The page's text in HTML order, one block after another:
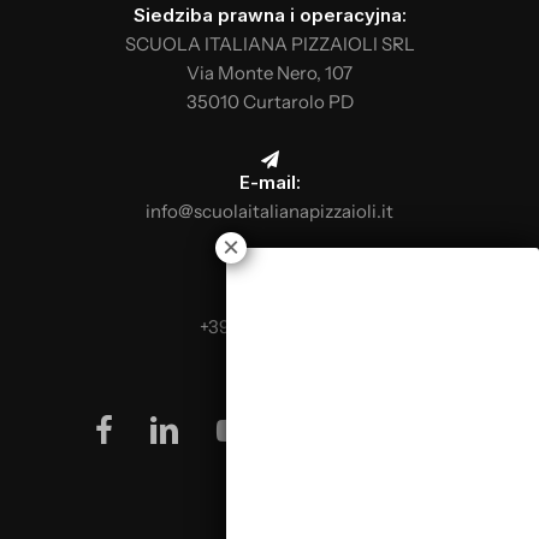
między nimi
Piece opalane drewnem, elektryczne,
tunelowe i gazowe: różnice w sposobach
użytkowania
Pieczenie pizzy: temperatura pieca i
zjawiska biochemiczne
Zarządzanie i kontrolowanie liczb:
kosztów żywności, kosztów surowców,
rzeczywistej marży zysku z dań w lokalu.
lub konserwowanych produktów do
Siedziba prawna i operacyjna:
SCUOLA ITALIANA PIZZAIOLI SRL
Via Monte Nero, 107
35010 Curtarolo PD
E-mail:
info@scuolaitalianapizzaioli.it
+39 0499624665
facebook
linkedinyoutube